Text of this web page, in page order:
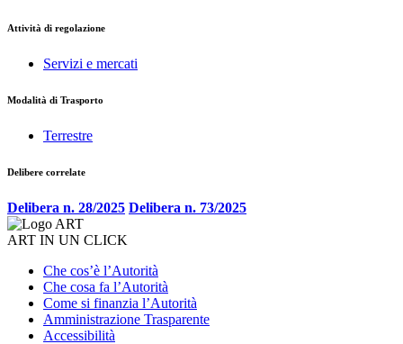
Attività di regolazione
Servizi e mercati
Modalità di Trasporto
Terrestre
Delibere correlate
Delibera n. 28/2025 Delibera n. 73/2025
ART IN UN CLICK
Che cos’è l’Autorità
Che cosa fa l’Autorità
Come si finanzia l’Autorità
Amministrazione Trasparente
Accessibilità